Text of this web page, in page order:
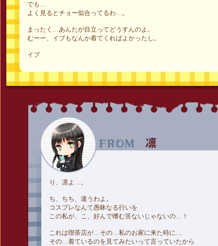
でも…
よく見るとチョー似合ってるわ…。
まったく…あんたが目立ってどうすんのよ。
むーー、イブもなんか着てくればよかったし。
イブ
り、凛よ…。
ち、ちち、違うわよ。
コスプレなんて愚昧なる行いを
この私が、こ、好んで嗜む筈ないじゃないの…！
これは喫茶店が…その…私のお家に来た時に…
その…着ているのを見てみたいって言っていたから